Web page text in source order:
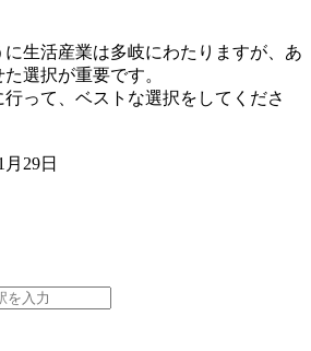
生活産業は多岐にわたりますが、あ
選択が重要です。
って、ベストな選択をしてくださ
29日